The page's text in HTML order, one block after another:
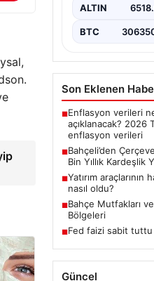
imzalanan…
ALTIN
BTC
Son Eklenen
■Enflasyon verileri
açıklanacak? 2026
enflasyon verileri
■Bahçeli’den
Bin Yıllık Kardeşlik
■Yatırım araçlarının
nasıl oldu?
■Bahçe Mutfakları
Bölgeleri
■Fed faizi sabit tuttu
Güncel